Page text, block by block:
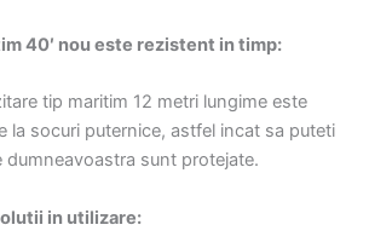
40′ nou este rezistent in timp:
tip maritim 12 metri lungime este
la socuri puternice, astfel incat sa puteti
dumneavoastra sunt protejate.
in utilizare: